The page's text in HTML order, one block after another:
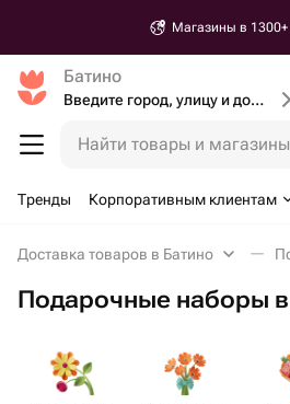
Магазины в 1300+
Батино
Введите город, улицу и дом доставки
Найти товары и магазины
Тренды Корпоративным клиентам
Доставка товаров в Батино
Подарочные наборы